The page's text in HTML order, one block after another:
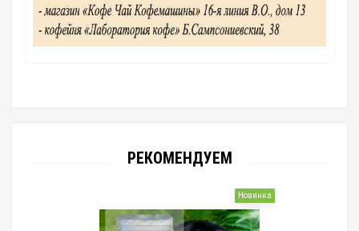
РЕКОМЕНДУЕМ
Новинка